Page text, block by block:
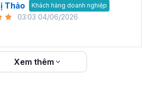
Thảo Khách hàng doanh nghiệp
03:03 04/06/2026
Xem thêm